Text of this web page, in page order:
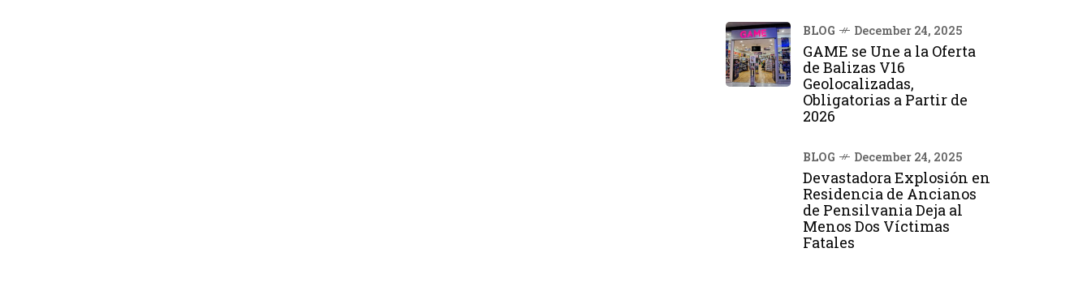
BLOG December 24, 2025
GAME se Une a la Oferta
de Balizas V16
Geolocalizadas,
Obligatorias a Partir de
2026
BLOG December 24, 2025
Devastadora Explosión en
Residencia de Ancianos
de Pensilvania Deja al
Menos Dos Víctimas
Fatales